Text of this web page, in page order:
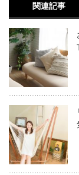
関連記事